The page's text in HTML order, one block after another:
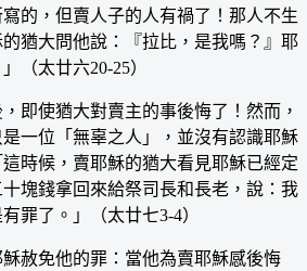
的，但賣人子的人有禍了！那人不生
猶大問他說：『拉比，是我嗎？』耶
（太廿六20-25）
使猶大對賣主的事後悔了！然而，
一位「無辜之人」，並沒有認識耶穌
時候，賣耶穌的猶大看見耶穌已經定
塊錢拿回來給祭司長和長老，說：我
罪了。」（太廿七3-4）
免他的罪：當他為賣耶穌感後悔